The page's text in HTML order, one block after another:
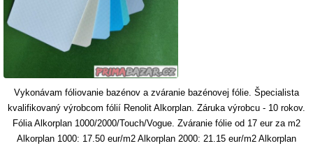
Vykonávam fóliovanie bazénov a zváranie bazénovej fólie. Špecialista
kvalifikovaný výrobcom fólií Renolit Alkorplan. Záruka výrobcu - 10 rokov.
Fólia Alkorplan 1000/2000/Touch/Vogue. Zváranie fólie od 17 eur za m2
Alkorplan 1000: 17.50 eur/m2 Alkorplan 2000: 21.15 eur/m2 Alkorplan